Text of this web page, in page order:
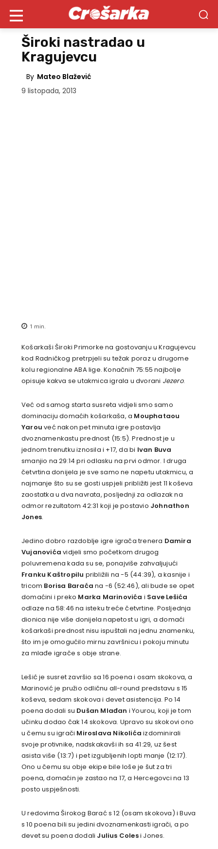
Široki nastradao u
Kragujevcu
By Mateo Blažević
9 listopada, 2013
1 min.
Košarkaši Široki Primorke na gostovanju u Kragujevcu
kod Radničkog pretrpjeli su težak poraz u drugome
kolu regionalne ABA lige. Konačnih 75:55 najbolje
opisuje kakva se utakmica igrala u dvorani Jezero.
Već od samog starta susreta vidjeli smo samo
dominaciju domaćih košarkaša, a Mouphataou
Yarou već nakon pet minuta igre postavlja
dvoznamenkastu prednost (15:5). Prednost je u
jednom trenutku iznosila i +17, da bi Ivan Buva
smanjio na 29:14 pri odlasku na prvi odmor. I druga
četvrtina donijela je sve samo ne napetu utakmicu, a
najmanje što su se gosti uspjeli približiti jest 11 koševa
zaostatka u dva navrata, posljednji za odlazak na
odmor rezultatom 42:31 koji je postavio Johnathon
Jones.
Jedino dobro razdoblje igre igrača trenera Damira
Vujanovića vidjeli smo početkom drugog
poluvremena kada su se, ponajviše zahvaljujući
Franku Kaštropilu približili na -5 (44:39), a kasnije i
tricom Borisa Baraća na -6 (52:46), ali bude se opet
domaćini i preko Marka Marinovića i Save Lešića
odlaze na 58:46 na isteku treće četvrtine. Posljednja
dionica nije više donijela napetost u igri, a domaći
košarkaši prednost nisu ispuštali na jednu znamenku,
što im je omogućilo mirnu završnicu i pokoju minutu
za mlađe igrače s obje strane.
Lešić je susret završio sa 16 poena i osam skokova, a
Marinović je pružio odličnu all-round predstavu s 15
koševa, sedam skokova i devet asistencija. Po 14
poena dodali su Dušan Mlađan i Yourou, koji je tom
učinku dodao čak 14 skokova. Upravo su skokovi ono
u čemu su igrači Miroslava Nikolića izdominirali
svoje protivnike, nadskakavši ih sa 41:29, uz šest
asista više (13:7) i pet izgubljenih lopti manje (12:17).
Ono u čemu su obje ekipe bile loše je šut za tri
poena, domaćin je zastao na 17, a Hercegovci na 13
posto uspješnosti.
U redovima Širokog Barać s 12 (osam skokova) i Buva
s 10 poena bili su jedini dvoznamenkasti igrači, a po
devet su poena dodali Julius Colesi Jones.